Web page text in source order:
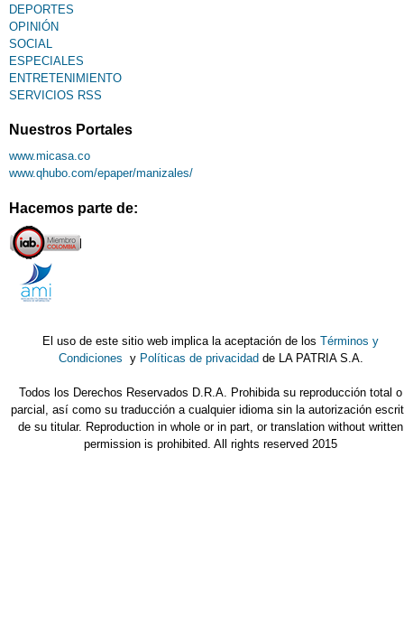
DEPORTES
OPINIÓN
SOCIAL
ESPECIALES
ENTRETENIMIENTO
SERVICIOS RSS
Nuestros Portales
www.micasa.co
www.qhubo.com/epaper/manizales/
Hacemos parte de:
El uso de este sitio web implica la aceptación de losTérminos y
Condiciones y Políticas de privacidad de LA PATRIA S.A.
Todos los Derechos Reservados D.R.A. Prohibida su reproducción total o
parcial, así como su traducción a cualquier idioma sin la autorización
de su titular. Reproduction in whole or in part, or translation without written
permission is prohibited. All rights reserved 2015